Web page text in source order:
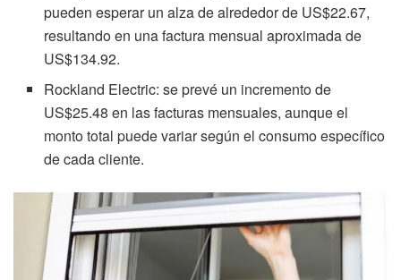
pueden esperar un alza de alrededor de US$22.67,
resultando en una factura mensual aproximada de
US$134.92.
Rockland Electric: se prevé un incremento de
US$25.48 en las facturas mensuales, aunque el
monto total puede variar según el consumo específico
de cada cliente.